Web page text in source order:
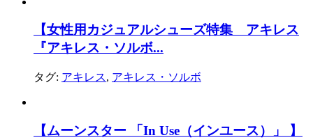
【女性用カジュアルシューズ特集 アキレス
『アキレス・ソルボ...
タグ: アキレス, アキレス・ソルボ
【ムーンスター 「In Use（インユース）」 】